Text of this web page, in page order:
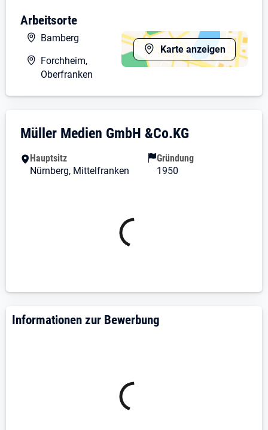
Portfolio, um Digitalisierung bei klein- und
mittelständischen Kunden erlebbar zu machen.
Das sind deine Aufgaben
Du nimmst persönlich und telefonisch Kontakt zu
und sicherst dir Verkaufstermine beim Kunden.
Spannende Recherche
Mit Hilfe moderner Analysetools ermittelst du den
Marketingauftritt potenzieller Neukunden,
Du präsentierst deine Online Marketing Lösungen
vor Ort bei ansässigen Unternehmen in deiner
auf Entscheider-Ebene bis zum
Verkaufsabschluss.
Sales Expertise im B2B Außendienstvertrieb mit
Neukundenakquise und Up- und Cross-Selling
Arbeitsorte
Karte anzeigen
Bamberg
Forchheim,
Oberfranken
Unternehmensdarstellung: Müller Medien
Müller Medien GmbH &Co.KG
Hauptsitz
Nürnberg, Mittelfranken
Gründung
1950
Informationen zur Bewerbung